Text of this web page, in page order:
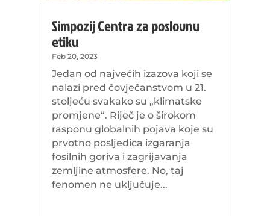
Simpozij Centra za poslovnu
etiku
Feb 20, 2023
Jedan od najvećih izazova koji se
nalazi pred čovječanstvom u 21.
stoljeću svakako su „klimatske
promjene“. Riječ je o širokom
rasponu globalnih pojava koje su
prvotno posljedica izgaranja
fosilnih goriva i zagrijavanja
zemljine atmosfere. No, taj
fenomen ne uključuje...